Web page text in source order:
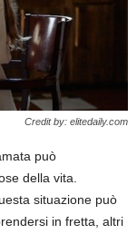
Credit by: elitedaily.com
può
della vita.
situazione può
in fretta, altri